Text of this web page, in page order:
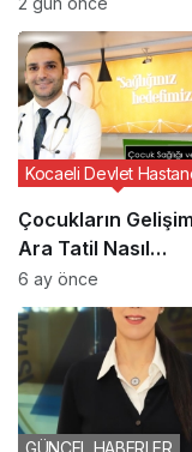
Çocukların
Ara Tatil Nasıl
Planlanmalı?
Kocaeli Devlet
6 ay önce
GÜNCEL HABERLER